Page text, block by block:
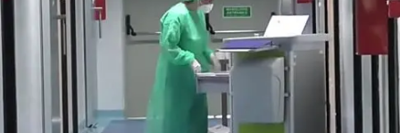
CULTURA
ECONOMIA E LAVORO
EVENTI